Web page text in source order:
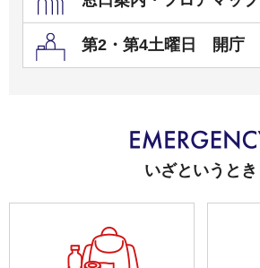
第2・第4土曜日 開庁
いざというとき